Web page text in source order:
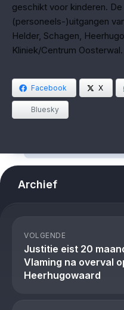
geschikt voor kinderen. De
(personeels-)uitgangen
Helder, Schagen,
Kliniek/Centrum Oosterwal.
Facebook X
Bluesky
Archief
VOLGENDE
Justitie eist 20
Vlaming na overval
Heerhugowaard